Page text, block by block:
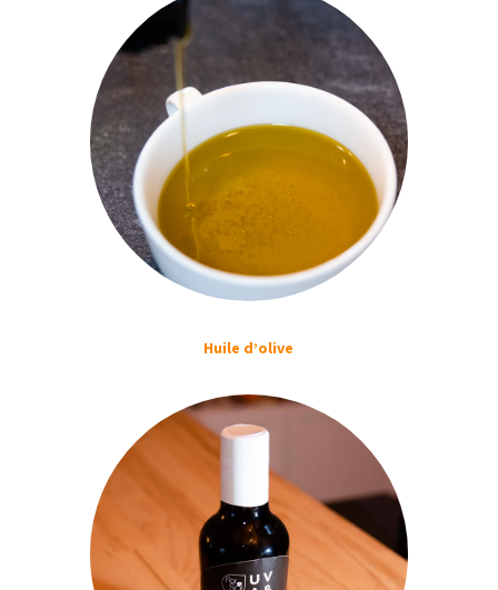
Huile d’olive